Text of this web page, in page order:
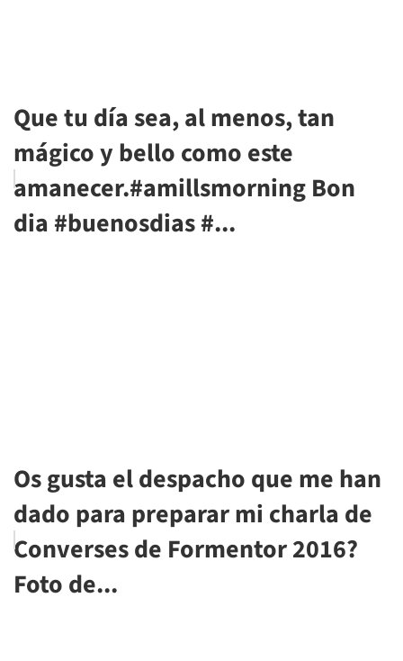
Que tu día sea, al menos, tan
mágico y bello como este
amanecer.#amillsmorning Bon
dia #buenosdias #...
Os gusta el despacho que me han
dado para preparar mi charla de
Converses de Formentor 2016?
Foto de...